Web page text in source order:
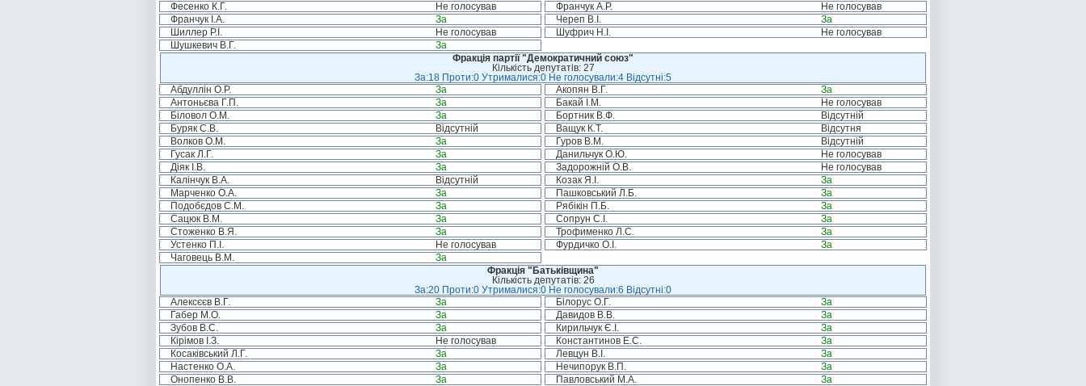
Фесенко К.Г.
Не голосував Франчук А.Р.
Не голосував
Франчук І.А.
За Череп В.І.
За
Шиллер Р.І.
Не голосував Шуфрич Н.І.
Не голосував
Шушкевич В.Г.
За
Фракція партії "Демократичний союз"
Кількість депутатів: 27
За:18 Проти:0 Утрималися:0 Не голосували:4 Відсутні:5
Абдуллін О.Р.
За Акопян В.Г.
За
Антоньєва Г.П.
За Бакай І.М.
Не голосував
Біловол О.М.
За Бортник В.Ф.
Відсутній
Буряк С.В.
Відсутній Ващук К.Т.
Відсутня
Волков О.М.
За Гуров В.М.
Відсутній
Гусак Л.Г.
За Данильчук О.Ю.
Не голосував
Діяк І.В.
За Задорожній О.В.
Не голосував
Калінчук В.А.
Відсутній Козак Я.І.
За
Марченко О.А.
За Пашковський Л.Б.
За
Подобєдов С.М.
За Рябікін П.Б.
За
Сацюк В.М.
За Сопрун С.І.
За
Стоженко В.Я.
За Трофименко Л.С.
За
Устенко П.І.
Не голосував Фурдичко О.І.
За
Чаговець В.М.
За
Фракція "Батьківщина"
Кількість депутатів: 26
За:20 Проти:0 Утрималися:0 Не голосували:6 Відсутні:0
Алексєєв В.Г.
За Білорус О.Г.
За
Габер М.О.
За Давидов В.В.
За
Зубов В.С.
За Кирильчук Є.І.
За
Кірімов І.З.
Не голосував Константинов Е.С.
За
Косаківський Л.Г.
За Левцун В.І.
За
Настенко О.А.
За Нечипорук В.П.
За
Онопенко В.В.
За Павловський М.А.
За